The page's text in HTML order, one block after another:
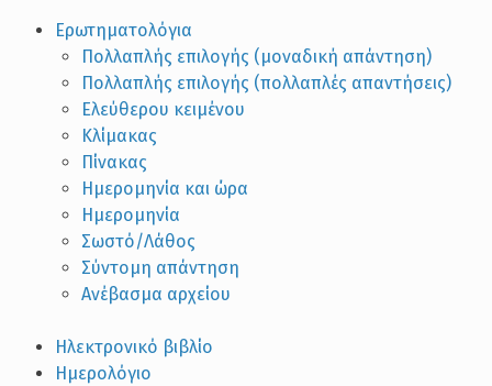
Ερωτηματολόγια
Πολλαπλής επιλογής (μοναδική απάντηση)
Πολλαπλής επιλογής (πολλαπλές απαντήσεις)
Ελεύθερου κειμένου
Κλίμακας
Πίνακας
Ημερομηνία και ώρα
Ημερομηνία
Σωστό/Λάθος
Σύντομη απάντηση
Ανέβασμα αρχείου
Ηλεκτρονικό βιβλίο
Ημερολόγιο